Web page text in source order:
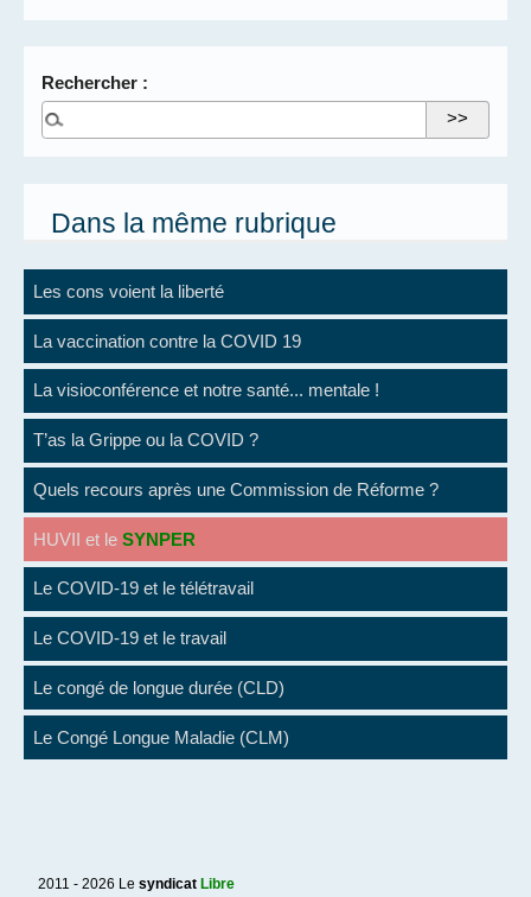
Rechercher :
Dans la même rubrique
Les cons voient la liberté
La vaccination contre la COVID 19
La visioconférence et notre santé... mentale !
T’as la Grippe ou la COVID ?
Quels recours après une Commission de Réforme ?
HUVII et le SYNPER
Le COVID-19 et le télétravail
Le COVID-19 et le travail
Le congé de longue durée (CLD)
Le Congé Longue Maladie (CLM)
2011 - 2026 Lesyndicat Libre